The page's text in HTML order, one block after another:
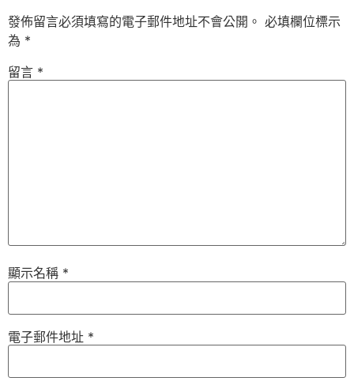
發佈留言必須填寫的電子郵件地址不會公開。 必填欄位標示
為 *
留言 *
顯示名稱 *
電子郵件地址 *